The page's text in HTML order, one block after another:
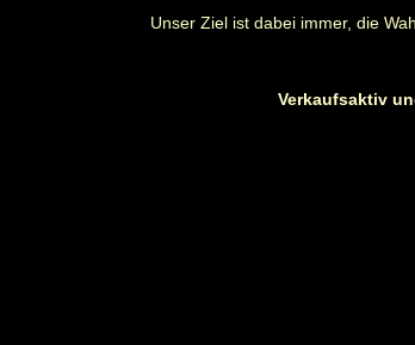
Unser Ziel ist dabei immer, die
Verkaufsaktiv